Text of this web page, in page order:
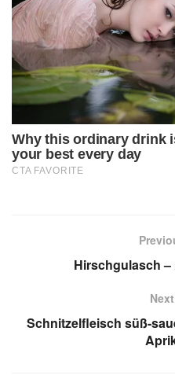
Hirschgulasch –
Schnitzelfleisch süß-